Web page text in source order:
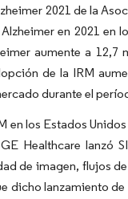
2021 de la
en 2021 en
aumente a
de la IRM
durante el
en los Estados
Healthcare lanzó
de imagen, flujos
lanzamiento